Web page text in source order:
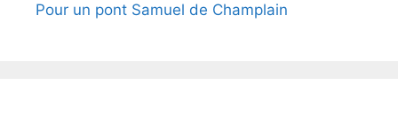
Pour un pont Samuel de Champlain